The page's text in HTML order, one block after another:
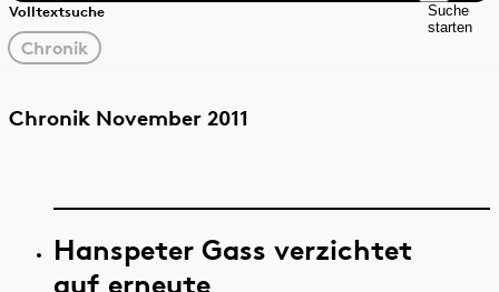
Volltextsuche
Suche
starten
gewählter
Filter
Chronik
Quelle Zeitraum
Chronik November 2011
Hanspeter Gass verzichtet
auf erneute